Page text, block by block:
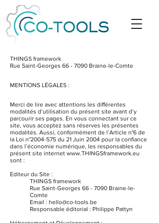
THINGS framework
Rue Saint-Georges 66 - 7090 Braine-le-Comte
MENTIONS LÉGALES :
Merci de lire avec attentions les différentes
modalités d’utilisation du présent site avant d’y
parcourir ses pages. En vous connectant sur ce
site, vous acceptez sans réserves les présentes
modalités. Aussi, conformément de l’Article n°6 de
la Loi n°2004-575 du 21 Juin 2004 pour la confiance
dans l’économie numérique, les responsables du
présent site internet www.THINGSframework.eu
sont :
Editeur du Site :
THINGS framework
Rue Saint-Georges 66 - 7090 Braine-le-
Comte
Email : hello@co-tools.be
Responsable éditorial : Philippe Pattyn